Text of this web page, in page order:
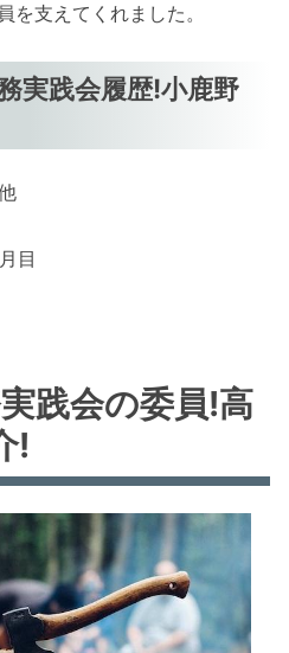
を支えてくれました。
実践会履歴!小鹿野
目
践会の委員!高
!